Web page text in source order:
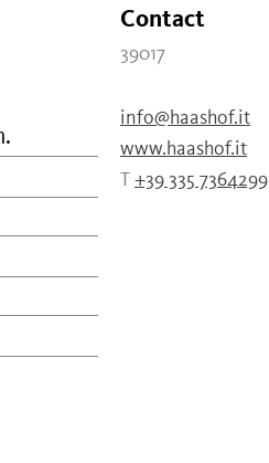
Contact
39017
info@haashof.it
www.haashof.it
T +39 335 7364299